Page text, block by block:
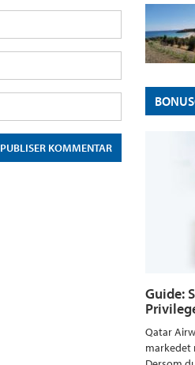
Guide:
Qatar
markedet